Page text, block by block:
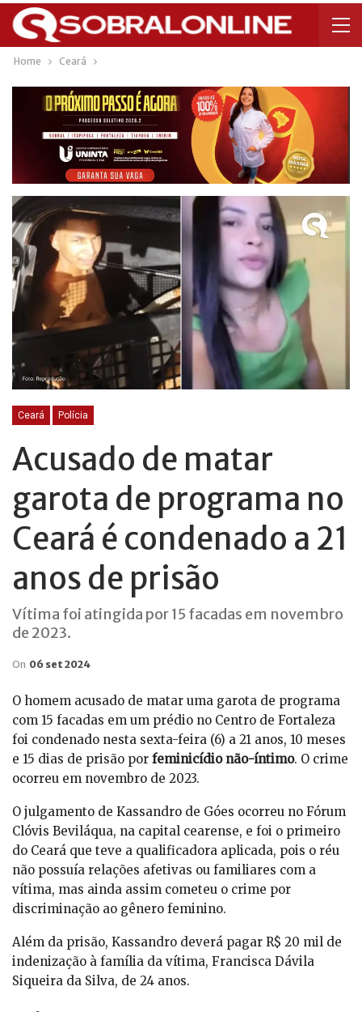
Home Ceará
Ceará Polícia
Acusado de matar
garota de programa no
Ceará é condenado a 21
anos de prisão
Vítima foi atingida por 15 facadas em novembro
de 2023.
On 06 set 2024
O homem acusado de matar uma garota de programa
com 15 facadas em um prédio no Centro de Fortaleza
foi condenado nesta sexta-feira (6) a 21 anos, 10 meses
e 15 dias de prisão por feminicídio não-íntimo. O crime
ocorreu em novembro de 2023.
O julgamento de Kassandro de Góes ocorreu no Fórum
Clóvis Beviláqua, na capital cearense, e foi o primeiro
do Ceará que teve a qualificadora aplicada, pois o réu
não possuía relações afetivas ou familiares com a
vítima, mas ainda assim cometeu o crime por
discriminação ao gênero feminino.
Além da prisão, Kassandro deverá pagar R$ 20 mil de
indenização à família da vítima, Francisca Dávila
Siqueira da Silva, de 24 anos.